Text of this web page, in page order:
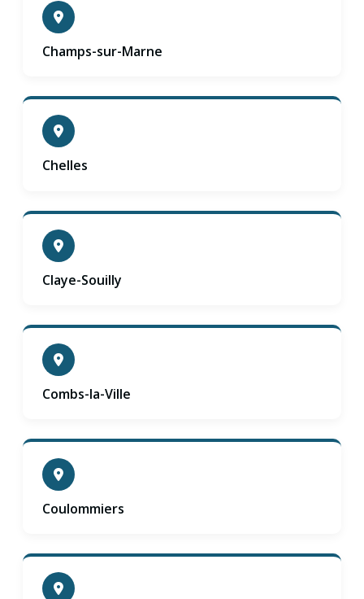
Champs-sur-Marne
Chelles
Claye-Souilly
Combs-la-Ville
Coulommiers